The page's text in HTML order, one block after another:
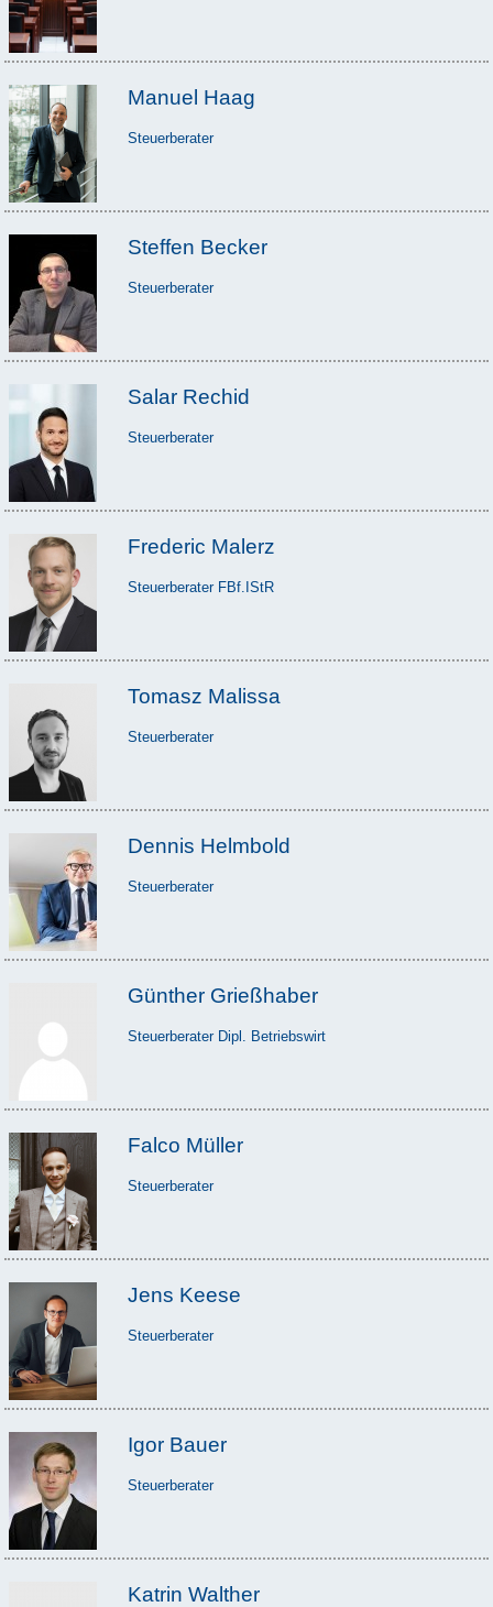
Manuel Haag
Steuerberater
Steffen Becker
Steuerberater
Salar Rechid
Steuerberater
Frederic Malerz
Steuerberater FBf.IStR
Tomasz Malissa
Steuerberater
Dennis Helmbold
Steuerberater
Günther Grießhaber
Steuerberater Dipl. Betriebswirt
Falco Müller
Steuerberater
Jens Keese
Steuerberater
Igor Bauer
Steuerberater
Katrin Walther